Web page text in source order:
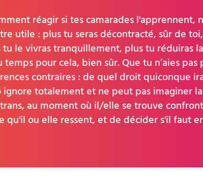
réagir si tes camarades l'apprennent,
utile : plus tu seras décontracté, sûr de
le vivras tranquillement, plus tu réduiras
pour cela, bien sûr. Que tu n’aies
contraires : de quel droit quiconque
ignore totalement et ne peut pas imaginer
au moment où il/elle se trouve
qu'il ou elle ressent, et de décider s'il faut